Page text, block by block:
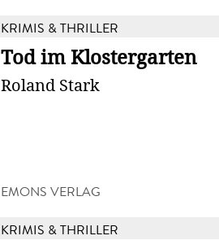
KRIMIS & THRILLER
Tod im Klostergarten
Roland Stark
EMONS VERLAG
KRIMIS & THRILLER